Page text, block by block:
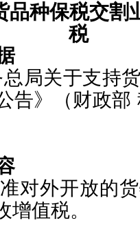
品种保税交割
税
总局关于支持
告》（财政部
对外开放的
值税。